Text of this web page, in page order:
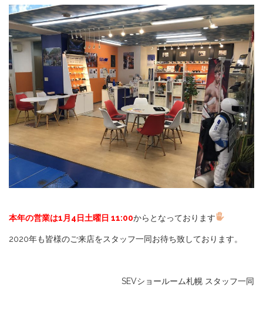
本年の営業は1月4日土曜日 11:00からとなっております
2020年も皆様のご来店をスタッフ一同お待ち致しております。
SEVショールーム札幌 スタッフ一同